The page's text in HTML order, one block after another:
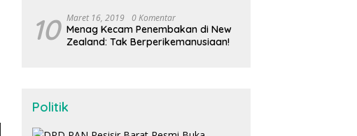
10 Maret 16, 2019 0 Komentar
Menag Kecam Penembakan di New
Zealand: Tak Berperikemanusiaan!
Politik